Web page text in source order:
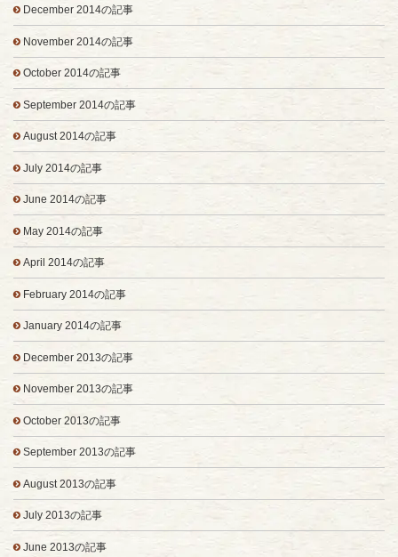
December 2014の記事
November 2014の記事
October 2014の記事
September 2014の記事
August 2014の記事
July 2014の記事
June 2014の記事
May 2014の記事
April 2014の記事
February 2014の記事
January 2014の記事
December 2013の記事
November 2013の記事
October 2013の記事
September 2013の記事
August 2013の記事
July 2013の記事
June 2013の記事